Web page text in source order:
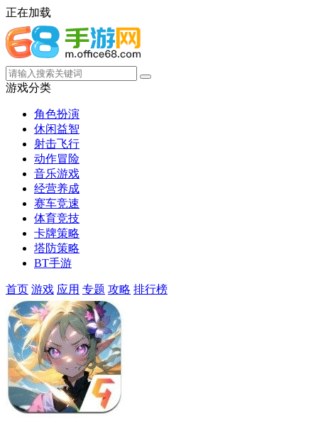
正在加载
游戏分类
角色扮演
休闲益智
射击飞行
动作冒险
音乐游戏
经营养成
赛车竞速
体育竞技
卡牌策略
塔防策略
BT手游
首页 游戏 应用 专题 攻略 排行榜